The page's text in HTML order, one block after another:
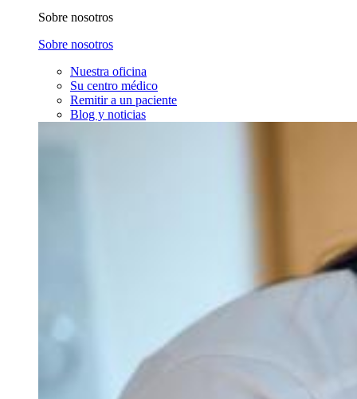
Sobre nosotros
Sobre nosotros
Nuestra oficina
Su centro médico
Remitir a un paciente
Blog y noticias